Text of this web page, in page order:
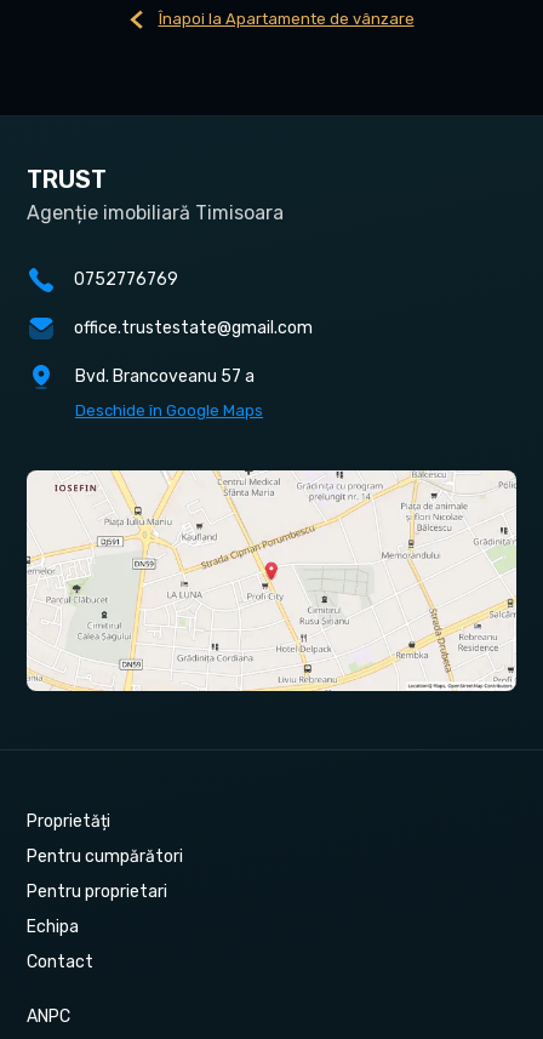
Înapoi la Apartamente de vânzare
TRUST
Agenție imobiliară Timisoara
0752776769
office.trustestate@gmail.com
Bvd. Brancoveanu 57 a
Deschide în Google Maps
Proprietăți
Pentru cumpărători
Pentru proprietari
Echipa
Contact
ANPC